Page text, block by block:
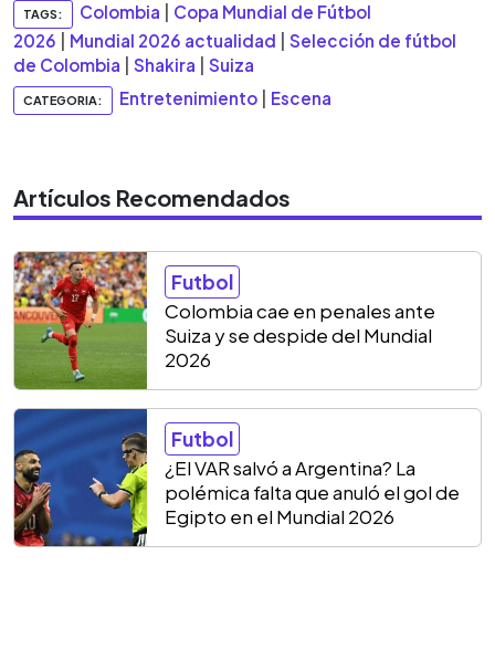
TAGS: Colombia
Copa Mundial de Fútbol
2026
Mundial 2026 actualidad
Selección de fútbol
de Colombia
Shakira Suiza
CATEGORIA: Entretenimiento Escena
Artículos Recomendados
Futbol
Colombia cae en penales ante
Suiza y se despide del Mundial
2026
Futbol
¿El VAR salvó a Argentina? La
polémica falta que anuló el gol de
Egipto en el Mundial 2026